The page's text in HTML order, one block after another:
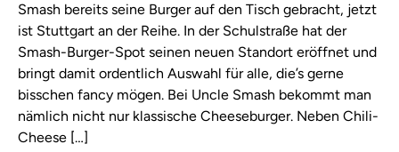
Smash bereits seine Burger auf den Tisch gebracht, jetzt
ist Stuttgart an der Reihe. In der Schulstraße hat der
Smash-Burger-Spot seinen neuen Standort eröffnet und
bringt damit ordentlich Auswahl für alle, die’s gerne
bisschen fancy mögen. Bei Uncle Smash bekommt man
nämlich nicht nur klassische Cheeseburger. Neben Chili-
Cheese […]